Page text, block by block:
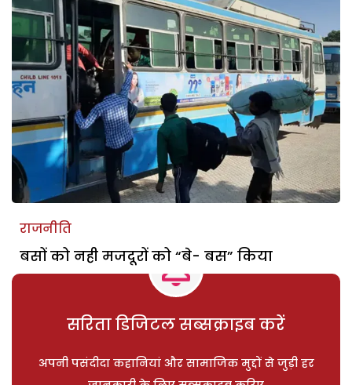
राजनीति
बसों को नही मजदूरों को “बे- बस” किया
सरिता डिजिटल सब्सक्राइब करें
अपनी पसंदीदा कहानियां और सामाजिक मुद्दों से जुड़ी हर